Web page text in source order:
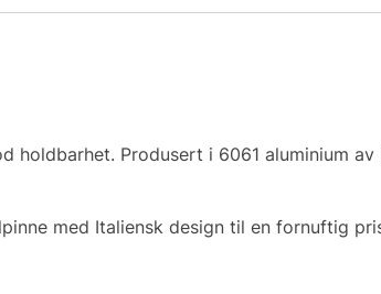
holdbarhet. Produsert i 6061 aluminium
med Italiensk design til en fornuftig